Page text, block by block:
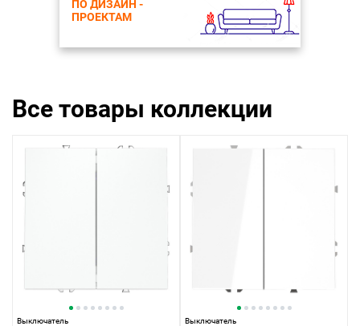
ПО ДИЗАЙН -
ПРОЕКТАМ
Все товары коллекции
Выключатель
Выключатель